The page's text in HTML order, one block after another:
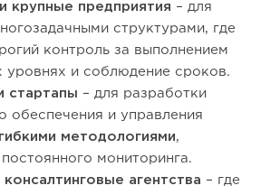
крупные предприятия – для
структурами, где
контроль за выполнением
уровнях и соблюдение сроков.
стартапы – для разработки
обеспечения и управления
гибкими методологиями,
мониторинга.
агентства – где